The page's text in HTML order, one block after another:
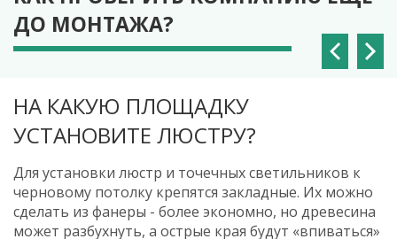
ДО МОНТАЖА?
НА КАКУЮ ПЛОЩАДКУ
УСТАНОВИТЕ ЛЮСТРУ?
Для установки люстр и точечных светильников к
черновому потолку крепятся закладные. Их можно
сделать из фанеры - более экономно, но древесина
может разбухнуть, а острые края будут «впиваться»
КАК БУДЕТЕ ОБВОДИТЬ ТРУБЫ?
Если в комнате есть трубы отопления от пола до
потолка, задайте этот вопрос. Раньше было нормой
делать пластиковый обвод. Но сейчас есть более
эстетичный способ. Скрытый обвод труб занимает
больше времени и требует мастерства
КАК МОНТИРУЕТЕ ГАРДИНУ?
Гардину можно установить к потолку. В этом случае
лучше, чтобы закладные были пластиковыми, а не
из фанеры. Или можно установить нишу и в нее
смонтировать гардину. Так шторы будут ниспадать
с потолка, выглядит очень красиво. Часто нишу